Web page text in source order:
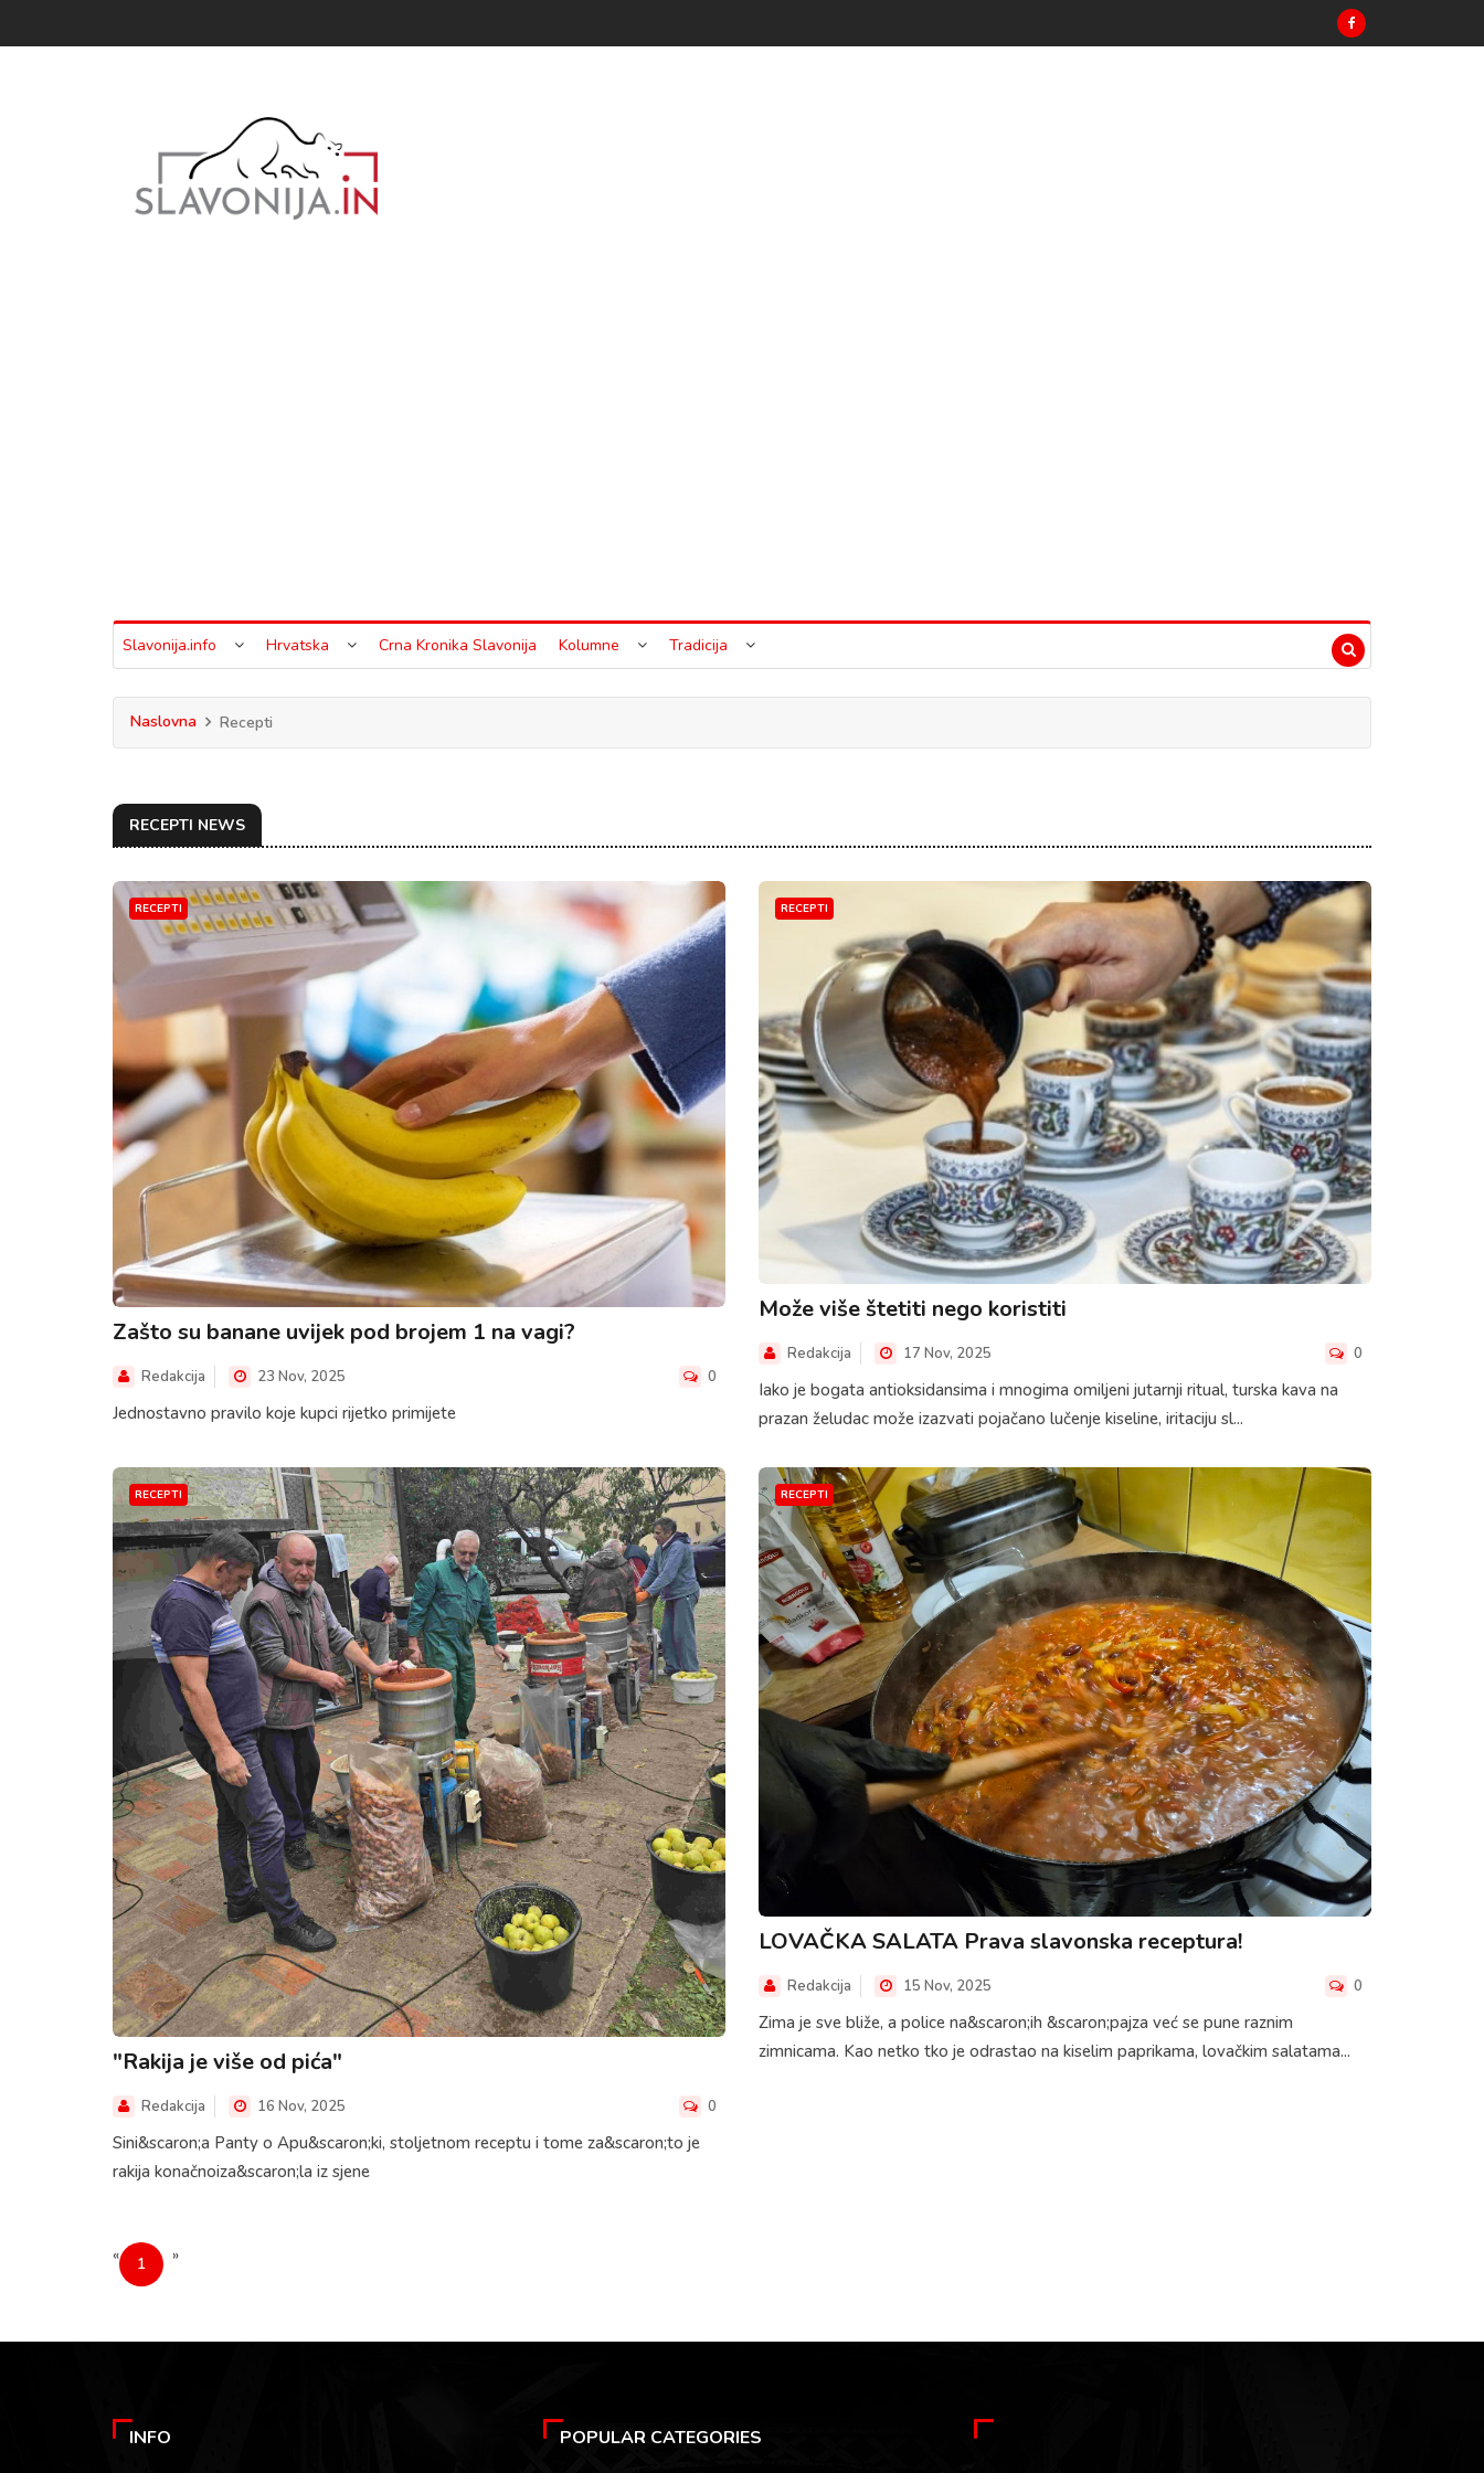
Slavonija.info Hrvatska Crna Kronika Slavonija Kolumne Tradicija
Naslovna Recepti
RECEPTI NEWS
RECEPTI
Zašto su banane uvijek pod brojem 1 na vagi?
Redakcija 23 Nov, 2025 0
Jednostavno pravilo koje kupci rijetko primijete
RECEPTI
Može više štetiti nego koristiti
Redakcija 17 Nov, 2025 0
Iako je bogata antioksidansima i mnogima omiljeni jutarnji ritual, turska kava na
prazan želudac može izazvati pojačano lučenje kiseline, iritaciju sl...
RECEPTI
"Rakija je više od pića"
Redakcija 16 Nov, 2025 0
Sini&scaron;a Panty o Apu&scaron;ki, stoljetnom receptu i tome za&scaron;to je
rakija konačnoiza&scaron;la iz sjene
RECEPTI
LOVAČKA SALATA Prava slavonska receptura!
Redakcija 15 Nov, 2025 0
Zima je sve bliže, a police na&scaron;ih &scaron;pajza već se pune raznim
zimnicama. Kao netko tko je odrastao na kiselim paprikama, lovačkim salatama...
« 1 »
INFO POPULAR CATEGORIES